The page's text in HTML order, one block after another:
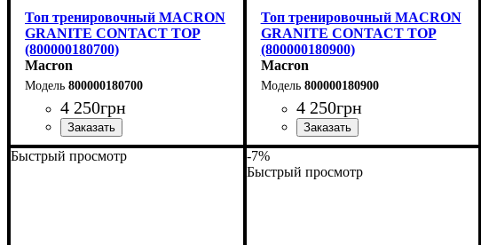
Топ тренировочный MACRON
GRANITE CONTACT TOP
(800000180700)
Macron
800000180700
4 250грн
Пол: Унисекс
Производитель: Macron
Цвет: Темно-синий
Спорт: Регби
Топ тренировочный MACRON
GRANITE CONTACT TOP
(800000180900)
Macron
800000180900
4 250грн
Пол: Унисекс
Производитель: Macron
Цвет: Черный
Спорт: Регби
Быстрый просмотр
-7%
Быстрый просмотр